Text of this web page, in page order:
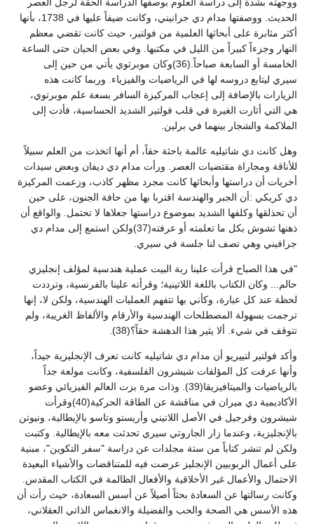
الحديث. ووصفتها مدام دي جرانيني، وكانت ضيفاً عليها في 1738، بأنها
أكثر مثابرة على أبحاثها العلمية من فولتير، حيث كانت تقضي معظم
النهار وجزءاً كبيراً من الليل في مكتبها. وفي بعض الحيان حتى الساعة
الخامسة أو السابعة صباحاً.(36)وكان موبرتوي يأتي من حين إلى
سيري ليتابع دروسه لها في الرياضيات والفيزياء. وربما كانت هذه
الزيارات بالإضافة إلى إعجاب المركيزة السافر بسعة علم موبرتوي،
هي التي أثارت الغيرة في قلب فولتير الشديد الحساسية، فأدت إلى
الملاكمة والشجار بينهما في برلين.
وهل كانت دي شاتيليه عالمة باحثة حقاً، أم أنها اتخذت من العلم سبيلاً
للأناقة ومجاراة مقتضيات العصر. ورأت مدام دي ديفان وبعض سيدات
أخريات أن دراستها وأبحاثها كانت مجرد مظهر كاذب، وزعمت المركيزة
دي كريكي :أن الجبر والهندسة اقتربا بها من حافة الجنون، على حين
أن تحذلقها وكلفها الشديد بموضوع دراستها جعلاها لا تحتمل. والواقع أن
ذهنها تشوش بكل ما تعلمته أو عرفته(37)ولكن استمع إلى مدام دي
جرافيني وهي تصف لنا جلسة في سيري.
"في هذا الصباح قرأت علينا ربة البيت عملية هندسية لمؤلف إنجليزي
حالم... وكان الكتاب باللغة اللاتينية؛ وقرأته علينا بالفرنسية، وترددت
لحظة عند كل عبارة، وكأني بها تتفهم العمليات الهندسية، ولكن لا، إنها
ترجمت بسهولة المصطلحات الهندسية والأرقام والألفاظ الغريبة، ولم
تتوقف في شيء. ألا يثير هذا الدهشة حقاً؟(38).
وأكد فولتير لتييريو أن مدام دي شاتيليه كانت تعرف الإنجليزية جيداً،
وأنها عرفت كل المؤلفات شيشرون الفلسفية، وكانت مولعة جداً
بالرياضيات والميتافيزيقا(39). وذات مرة بزت العالم الفيزيائي وعضو
الأكاديمية دي ميران في مناقشة عن الطاقة الحركية(40)وقرأت
شيشرون وفرجيل في الأصل اللاتيني وأريستو وتاسو بالإيطالية، ونيوتن
بالإنجليزية، وعندما زار الجاروتي سيري تحدثت معه بالإيطالية. وكتبت
ولكن لم تنشر كتاباً من ستة مجلدات عن دراسة "سفر التكوين"، مبنية
على أعمال الربوبيين الإنجليز عرضت فيه للمتناقضات والأشياء البعيدة
الاحتمال والأعمال غير الأخلاقية والأفعال الظالمة في الكتاب المقدس.
وكانت رسالتها عن السعادة بحثاً أصيلاً عن أسس السعادة، حيث رأت أن
هذه الأسس هي الصحة والحب والفضيلة والانغماس الذاتي العقلاني،